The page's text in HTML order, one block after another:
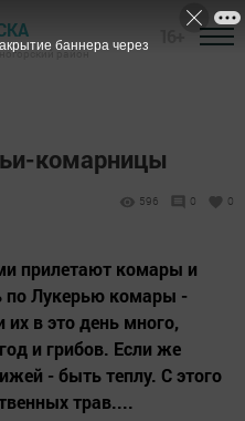
район
комарницы
596 0 0
прилетают комары и
по Лукерью комары -
в это день много,
и грибов. Если же
- быть теплу. С этого
трав....
баннера через